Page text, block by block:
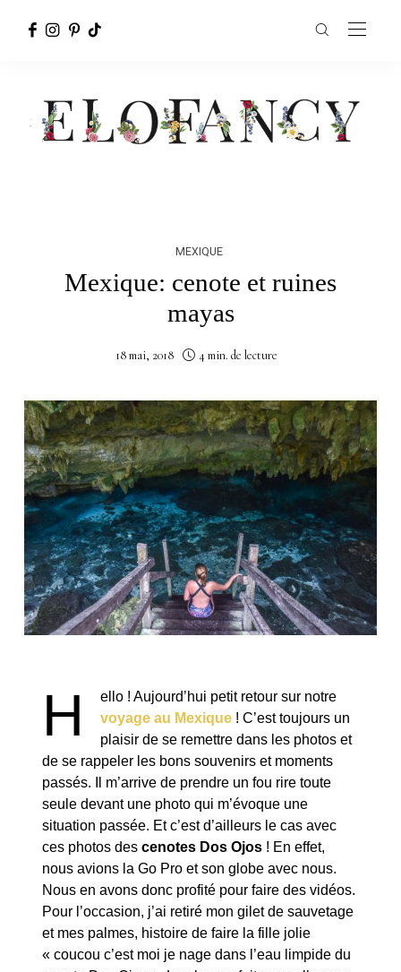
MEXIQUE
Mexique: cenote et ruines
mayas
18 mai, 2018 4 min. de lecture
H
ello ! Aujourd’hui petit retour sur notre
voyage au Mexique ! C’est toujours un
plaisir de se remettre dans les photos et
de se rappeler les bons souvenirs et moments
passés. Il m’arrive de prendre un fou rire toute
seule devant une photo qui m’évoque une
situation passée. Et c’est d’ailleurs le cas avec
ces photos descenotes Dos Ojos ! En effet,
nous avions la Go Pro et son globe avec nous.
Nous en avons donc profité pour faire des vidéos.
Pour l’occasion, j’ai retiré mon gilet de sauvetage
et mes palmes, histoire de faire la fille jolie
« coucou c’est moi je nage dans l’eau limpide du